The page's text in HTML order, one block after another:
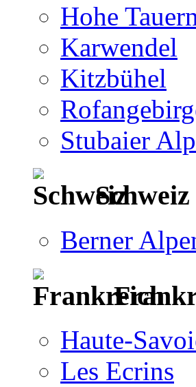
Hohe Tauern
Karwendel
Kitzbühel
Stubaier
Schweiz
Berner
Haute-
Les Ecrins